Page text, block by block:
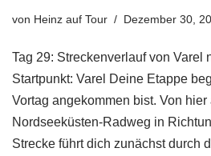
von Heinz auf Tour Dezember 30,
Tag 29: Streckenverlauf von Varel
Startpunkt: Varel Deine Etappe
Vortag angekommen bist. Von
Nordseeküsten-Radweg in
Strecke führt dich zunächst durch